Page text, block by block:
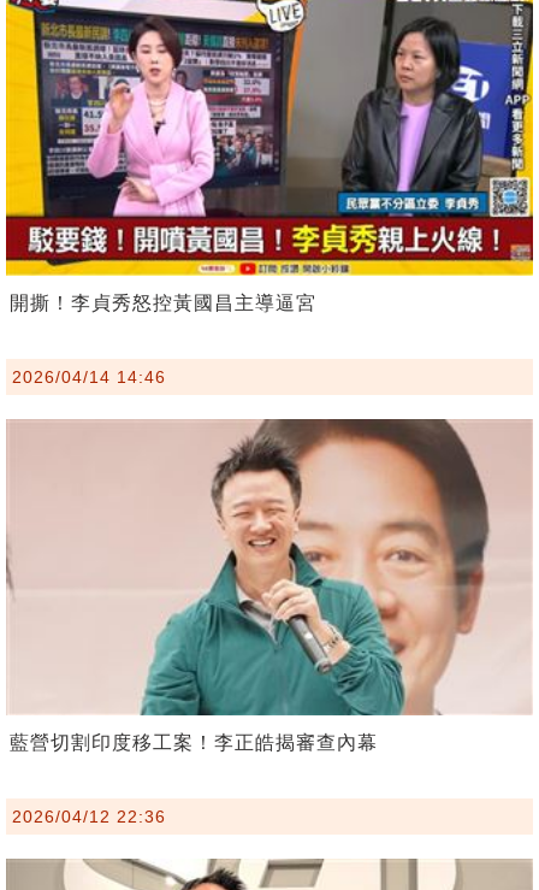
開撕！李貞秀怒控黃國昌主導逼宮
2026/04/14 14:46
藍營切割印度移工案！李正皓揭審查內幕
2026/04/12 22:36